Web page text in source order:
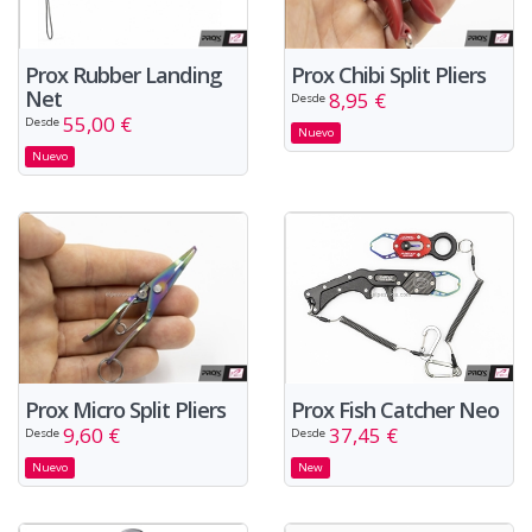
Prox Rubber Landing
Net
Desde 55,00 €
Nuevo
Prox Chibi Split Pliers
Desde 8,95 €
Nuevo
Prox Micro Split Pliers
Desde 9,60 €
Nuevo
Prox Fish Catcher Neo
Desde 37,45 €
New